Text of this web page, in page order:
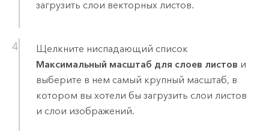
загрузить слои векторных листов.
Щелкните ниспадающий список
Максимальный масштаб для слоев листов и
выберите в нем самый крупный масштаб, в
котором вы хотели бы загрузить слои листов
и слои изображений.